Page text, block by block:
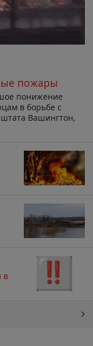
пожары
понижение
в борьбе с
Вашингтон,
в